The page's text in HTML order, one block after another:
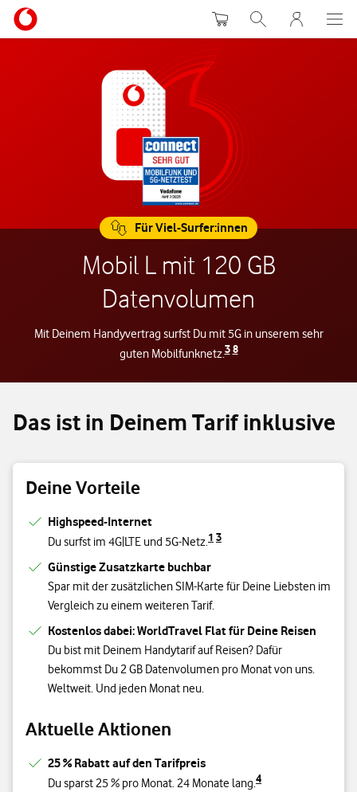
WarenkorbSuche MeinVodafone
Für Viel-Surfer:innen
Mobil L mit 120 GB
Datenvolumen
Mit Deinem Handyvertrag surfst Du mit 5G in unserem sehr
guten Mobilfunknetz.3 8
Das ist in Deinem Tarif inklusive
Deine Vorteile
Highspeed-Internet
Du surfst im 4G|LTE und 5G-Netz.1 3
Günstige Zusatzkarte buchbar
Spar mit der zusätzlichen SIM-Karte für Deine Liebsten im
Vergleich zu einem weiteren Tarif.
Kostenlos dabei: WorldTravel Flat für Deine Reisen
Du bist mit Deinem Handytarif auf Reisen? Dafür
bekommst Du 2 GB Datenvolumen pro Monat von uns.
Weltweit. Und jeden Monat neu.
Aktuelle Aktionen
25 % Rabatt auf den Tarifpreis
Du sparst 25 % pro Monat. 24 Monate lang.4